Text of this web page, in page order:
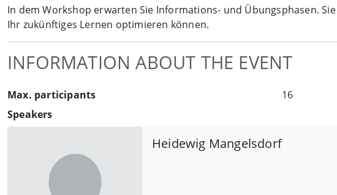
In dem Workshop erwarten Sie Informations- und Übungsphasen.
Ihr zukünftiges Lernen optimieren können.
INFORMATION ABOUT THE EVENT
Max. participants
16
Speakers
Heidewig Mangelsdorf